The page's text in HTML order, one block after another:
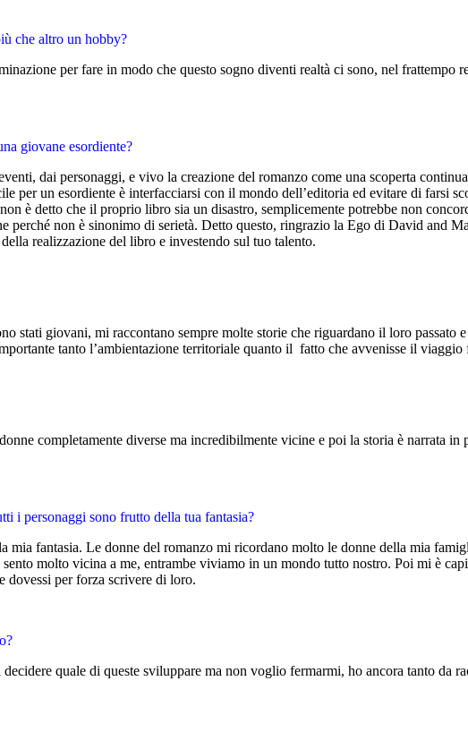
che altro un hobby?
per fare in modo che questo sogno diventi realtà ci sono, nel frattempo
giovane esordiente?
dai personaggi, e vivo la creazione del romanzo come una scoperta
per un esordiente è interfacciarsi con il mondo dell’editoria ed evitare di farsi
è detto che il proprio libro sia un disastro, semplicemente potrebbe non
non è sinonimo di serietà. Detto questo, ringrazio la Ego di David and
realizzazione del libro e investendo sul tuo talento.
stati giovani, mi raccontano sempre molte storie che riguardano il loro passato
tanto l’ambientazione territoriale quanto il fatto che avvenisse il
completamente diverse ma incredibilmente vicine e poi la storia è narrata in
i personaggi sono frutto della tua fantasia?
mia fantasia. Le donne del romanzo mi ricordano molto le donne della mia
molto vicina a me, entrambe viviamo in un mondo tutto nostro. Poi mi è
dovessi per forza scrivere di loro.
quale di queste sviluppare ma non voglio fermarmi, ho ancora tanto da